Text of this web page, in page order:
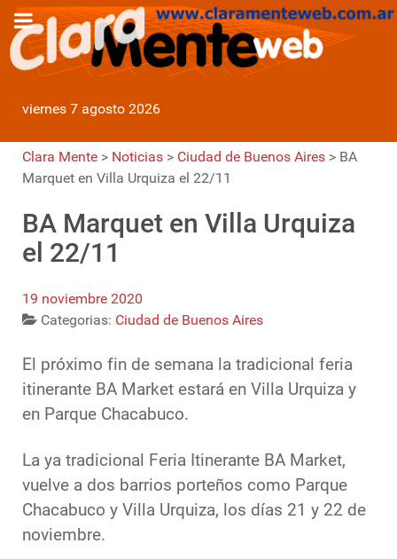
viernes 7 agosto 2026
Clara Mente > Noticias > Ciudad de Buenos Aires > BA
Marquet en Villa Urquiza el 22/11
BA Marquet en Villa Urquiza
el 22/11
19 noviembre 2020
Categorias: Ciudad de Buenos Aires
El próximo fin de semana la tradicional feria
itinerante BA Market estará en Villa Urquiza y
en Parque Chacabuco.
La ya tradicional Feria Itinerante BA Market,
vuelve a dos barrios porteños como Parque
Chacabuco y Villa Urquiza, los días 21 y 22 de
noviembre.